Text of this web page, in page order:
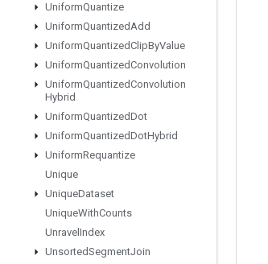
UniformQuantize
UniformQuantizedAdd
UniformQuantizedClipByValue
UniformQuantizedConvolution
UniformQuantizedConvolution
Hybrid
UniformQuantizedDot
UniformQuantizedDotHybrid
UniformRequantize
Unique
UniqueDataset
UniqueWithCounts
Unravel Index
UnsortedSegmentJoin